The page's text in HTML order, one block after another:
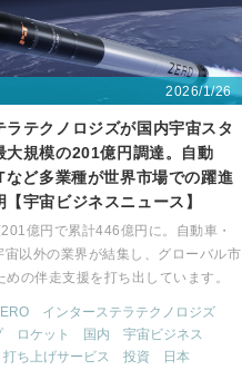
2026/1/26
ラテクノロジズが国内宇宙スタ
大規模の201億円調達。自動
など多業種が世界市場での躍進
宇宙ビジネスニュース】
億円で累計446億円に。自動車・
宙以外の業界が結集し、グローバル市
めの伴走支援を打ち出しています。
インターステラテクノロジズ
ロケット 国内
宇宙ビジネス
打ち上げサービス 投資
日本